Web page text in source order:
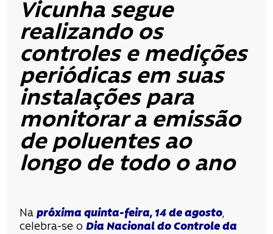
Vicunha segue
realizando os
controles e medições
periódicas em suas
instalações para
monitorar a emissão
de poluentes ao
longo de todo o ano
Na próxima quinta-feira, 14 de agosto,
celebra-se o Dia Nacional do Controle da